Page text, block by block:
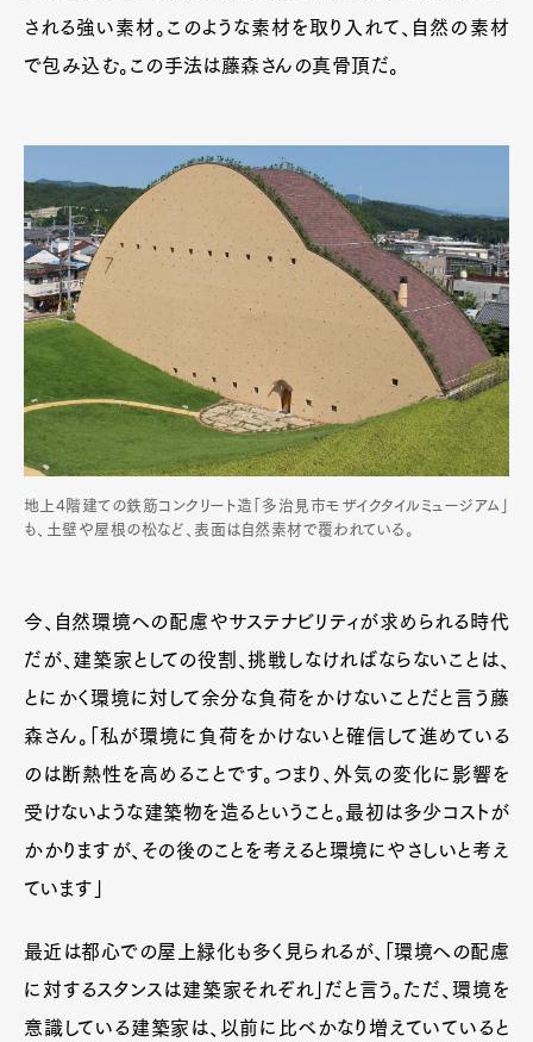
される強い素材。このような素材を取り入れて、自然の素材
で包み込む。この手法は藤森さんの真骨頂だ。
地上4階建ての鉄筋コンクリート造「多治見市モザイクタイルミュージアム」
も、土壁や屋根の松など、表面は自然素材で覆われている。
今、自然環境への配慮やサステナビリティが求められる時代
だが、建築家としての役割、挑戦しなければならないことは、
とにかく環境に対して余分な負荷をかけないことだと言う藤
森さん。「私が環境に負荷をかけないと確信して進めている
のは断熱性を高めることです。つまり、外気の変化に影響を
受けないような建築物を造るということ。最初は多少コストが
かかりますが、その後のことを考えると環境にやさしいと考え
ています」
最近は都心での屋上緑化も多く見られるが、「環境への配慮
に対するスタンスは建築家それぞれ」だと言う。ただ、環境を
意識している建築家は、以前に比べかなり増えていていると